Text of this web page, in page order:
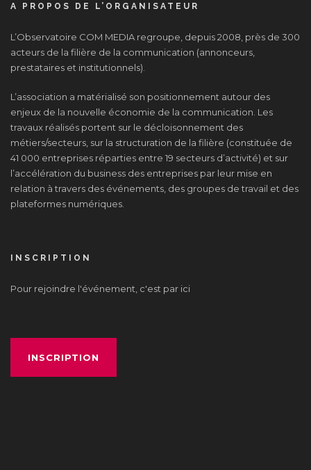
A PROPOS DE L’ORGANISATEUR
L’Observatoire COM MEDIA regroupe, depuis 2008, près de 300
acteurs de la filière de la communication (annonceurs,
prestataires et institutionnels).
L’association a matérialisé son positionnement autour des
enjeux de la nouvelle économie de la communication. Les
travaux réalisés portent sur le décloisonnement des
métiers/secteurs, sur la structuration de la filière (constituée de
41 000 entreprises réparties entre 19 secteurs d’activité) et sur
l’accélération du business des entreprises par leur mise en
relation à travers des événements, des groupes de travail et des
plateformes numériques.
INSCRIPTION
Pour rejoindre l'événement, c'est par ici
INSCRIPTION